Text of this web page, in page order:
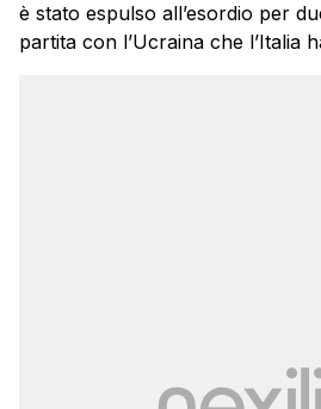
è stato espulso all’esordio per
partita con l’Ucraina che l’Italia